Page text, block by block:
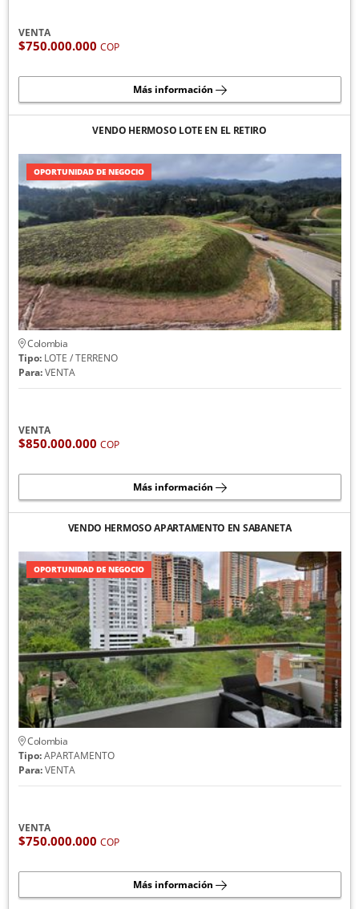
VENTA
$750.000.000 COP
Más información
VENDO HERMOSO LOTE EN EL RETIRO
OPORTUNIDAD DE NEGOCIO
Colombia
Tipo:LOTE / TERRENO
Para:VENTA
VENTA
$850.000.000 COP
Más información
VENDO HERMOSO APARTAMENTO EN SABANETA
OPORTUNIDAD DE NEGOCIO
Colombia
Tipo:APARTAMENTO
Para:VENTA
VENTA
$750.000.000 COP
Más información